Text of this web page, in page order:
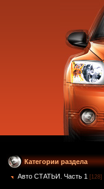
Категории раздела
Авто СТАТЬИ. Часть 1 [128]